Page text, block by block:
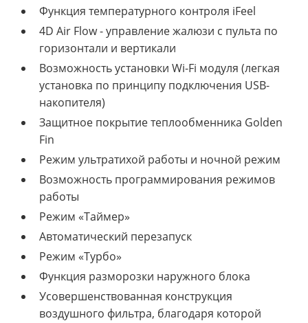
Функция температурного контроля iFeel
4D Air Flow - управление жалюзи с пульта по
горизонтали и вертикали
Возможность установки Wi-Fi модуля (легкая
установка по принципу подключения USB-
накопителя)
Защитное покрытие теплообменника Golden
Fin
Режим ультратихой работы и ночной режим
Возможность программирования режимов
работы
Режим «Таймер»
Автоматический перезапуск
Режим «Турбо»
Функция разморозки наружного блока
Усовершенствованная конструкция
воздушного фильтра, благодаря которой